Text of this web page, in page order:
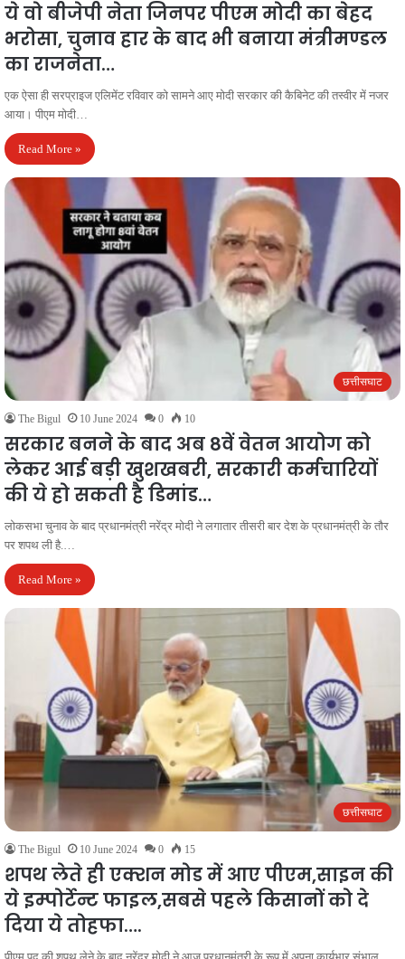
ये वो बीजेपी नेता जिनपर पीएम मोदी का बेहद
भरोसा, चुनाव हार के बाद भी बनाया मंत्रीमण्डल
का राजनेता…
एक ऐसा ही सरप्राइज एलिमेंट रविवार को सामने आए मोदी सरकार की कैबिनेट की तस्वीर में नजर
आया। पीएम मोदी…
Read More »
छत्तीसघाट
The Bigul 10 June 2024 0 10
सरकार बनने के बाद अब 8वें वेतन आयोग को
लेकर आई बड़ी खुशखबरी, सरकारी कर्मचारियों
की ये हो सकती है डिमांड…
लोकसभा चुनाव के बाद प्रधानमंत्री नरेंद्र मोदी ने लगातार तीसरी बार देश के प्रधानमंत्री के तौर
पर शपथ ली है.…
Read More »
छत्तीसघाट
The Bigul 10 June 2024 0 15
शपथ लेते ही एक्शन मोड में आए पीएम,साइन की
ये इम्पोर्टेन्ट फाइल,सबसे पहले किसानों को दे
दिया ये तोहफा….